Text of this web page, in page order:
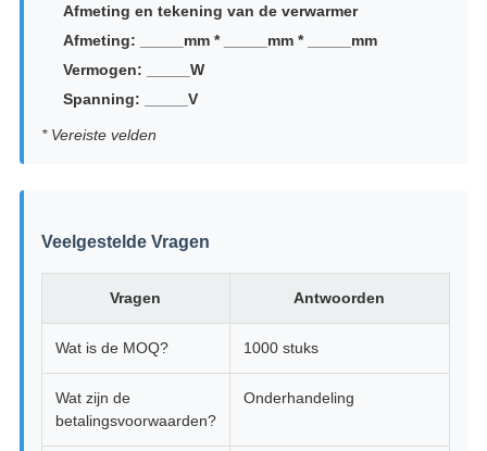
Afmeting en tekening van de verwarmer
Afmeting: _____mm * _____mm * _____mm
Vermogen: _____W
Spanning: _____V
* Vereiste velden
Veelgestelde Vragen
Vragen Antwoorden
Wat is de MOQ? 1000 stuks
Wat zijn de
betalingsvoorwaarden?
Onderhandeling